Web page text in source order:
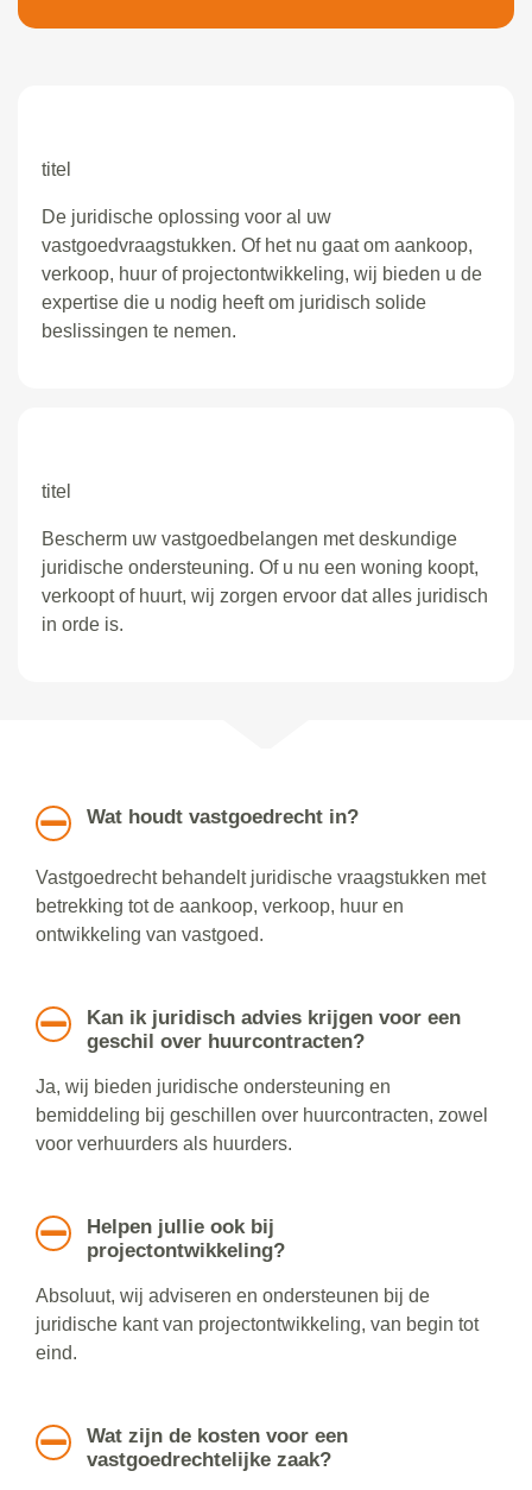
titel
De juridische oplossing voor al uw
vastgoedvraagstukken. Of het nu gaat om aankoop,
verkoop, huur of projectontwikkeling, wij bieden u de
expertise die u nodig heeft om juridisch solide
beslissingen te nemen.
titel
Bescherm uw vastgoedbelangen met deskundige
juridische ondersteuning. Of u nu een woning koopt,
verkoopt of huurt, wij zorgen ervoor dat alles juridisch
in orde is.
Wat houdt vastgoedrecht in?
Vastgoedrecht behandelt juridische vraagstukken met
betrekking tot de aankoop, verkoop, huur en
ontwikkeling van vastgoed.
Kan ik juridisch advies krijgen voor een
geschil over huurcontracten?
Ja, wij bieden juridische ondersteuning en
bemiddeling bij geschillen over huurcontracten, zowel
voor verhuurders als huurders.
Helpen jullie ook bij
projectontwikkeling?
Absoluut, wij adviseren en ondersteunen bij de
juridische kant van projectontwikkeling, van begin tot
eind.
Wat zijn de kosten voor een
vastgoedrechtelijke zaak?